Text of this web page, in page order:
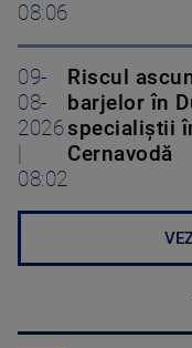
08:06
09-
08-
2026
08:02
Riscul
barjelor în
specialiștii
Cernavodă